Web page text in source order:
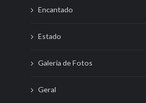
Encantado
Estado
Galeria de Fotos
Geral